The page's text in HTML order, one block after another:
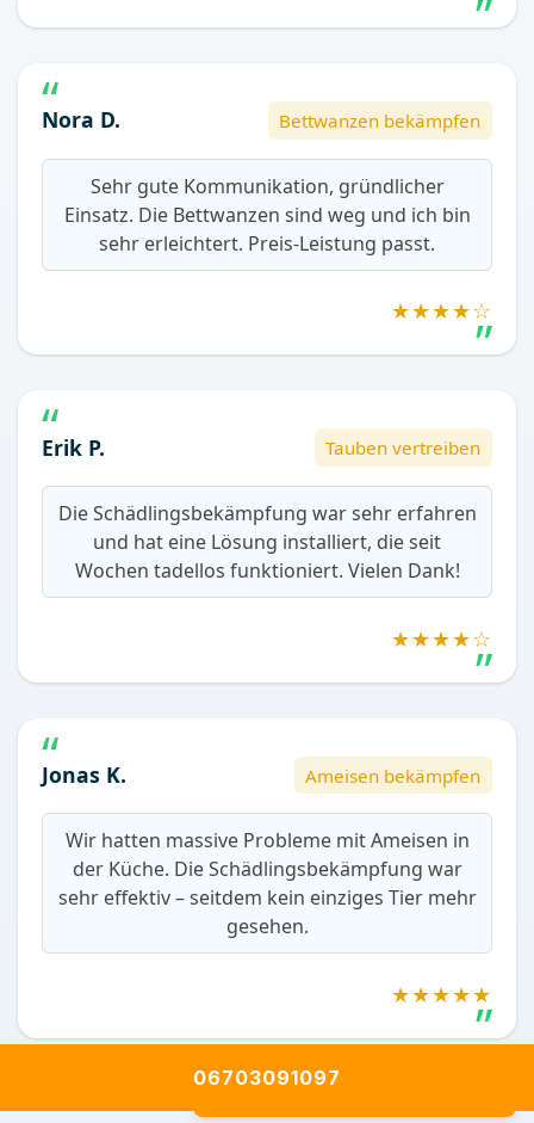
Nora D. Bettwanzen bekämpfen
Sehr gute Kommunikation, gründlicher
Einsatz. Die Bettwanzen sind weg und ich bin
sehr erleichtert. Preis-Leistung passt.
★★★★☆
Erik P. Tauben vertreiben
Die Schädlingsbekämpfung war sehr erfahren
und hat eine Lösung installiert, die seit
Wochen tadellos funktioniert. Vielen Dank!
★★★★☆
Jonas K. Ameisen bekämpfen
Wir hatten massive Probleme mit Ameisen in
der Küche. Die Schädlingsbekämpfung war
sehr effektiv – seitdem kein einziges Tier mehr
gesehen.
★★★★★
Alle Bewertungen anzeigen
06703091097